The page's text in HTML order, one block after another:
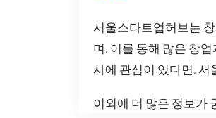
서울스타트업허브는
며, 이를 통해 많은 창
사에 관심이 있다면,
이외에 더 많은 정보가